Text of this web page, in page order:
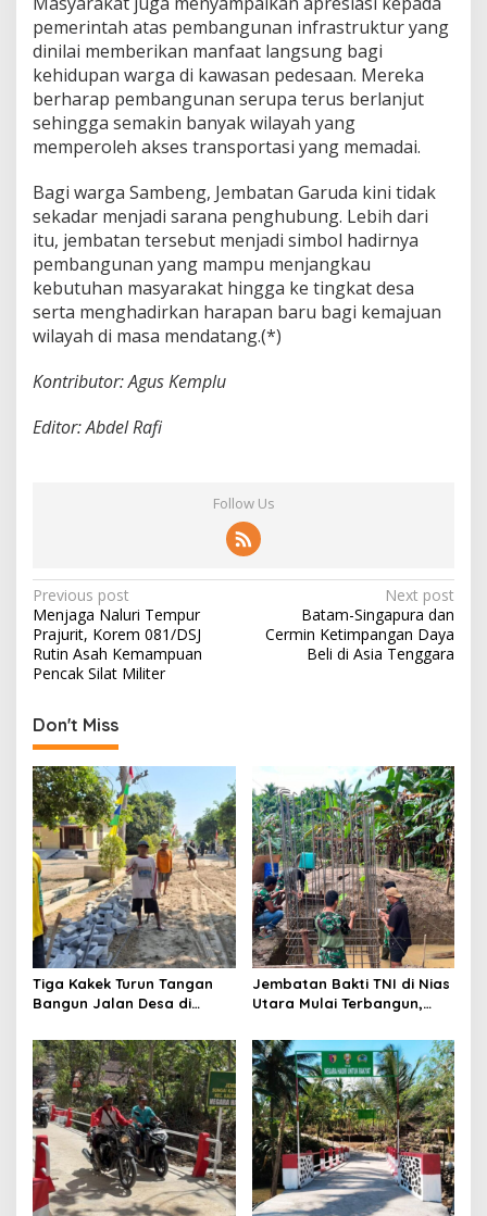
A
m
a
n
d
a
n
L
n
c
a
r
pemerintah atas pembangunan infrastruktur yang
dinilai memberikan manfaat langsung bagi
kehidupan warga di kawasan pedesaan. Mereka
berharap pembangunan serupa terus berlanjut
sehingga semakin banyak wilayah yang
memperoleh akses transportasi yang memadai.
Bagi warga Sambeng, Jembatan Garuda kini tidak
sekadar menjadi sarana penghubung. Lebih dari
itu, jembatan tersebut menjadi simbol hadirnya
pembangunan yang mampu menjangkau
kebutuhan masyarakat hingga ke tingkat desa
serta menghadirkan harapan baru bagi kemajuan
wilayah di masa mendatang.(*)
Kontributor: Agus Kemplu
Editor: Abdel Rafi
Follow Us
P
o
s
t
n
a
v
i
g
a
t
i
o
n
Previous post
Menjaga Naluri Tempur
Prajurit, Korem 081/DSJ
Rutin Asah Kemampuan
Pencak Silat Militer
Next post
Batam-Singapura dan
Cermin Ketimpangan Daya
Beli di Asia Tenggara
Don't Miss
Tiga Kakek Turun Tangan
Bangun Jalan Desa di
Jembatan Bakti TNI di Nias
Utara Mulai Terbangun,
Pulih